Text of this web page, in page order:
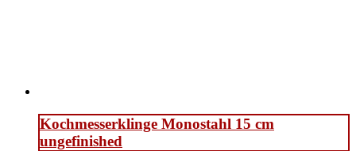
Kochmesserklinge Monostahl 15 cm
ungefinished